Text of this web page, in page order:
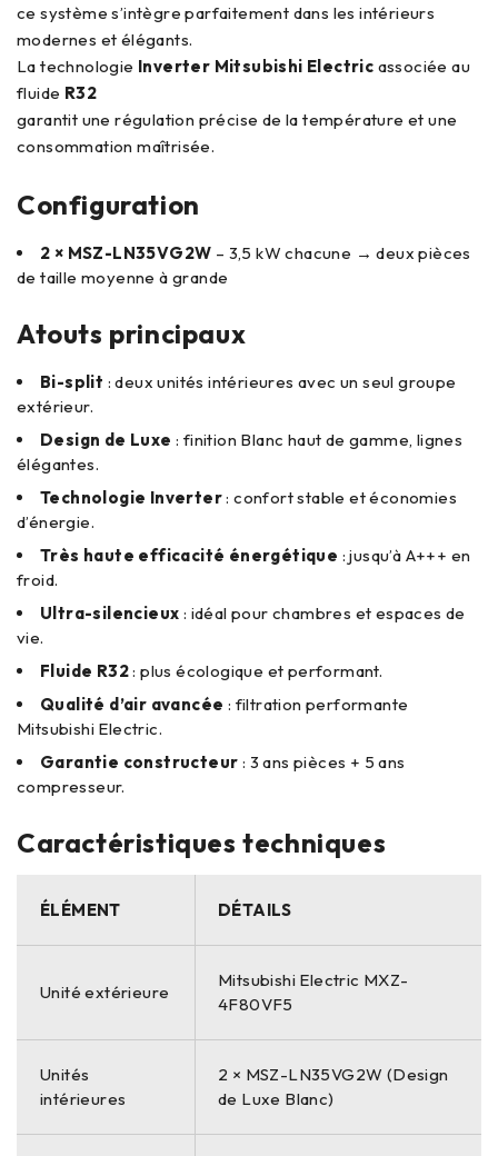
ce système s’intègre parfaitement dans les intérieurs
modernes et élégants.
La technologie Inverter Mitsubishi Electric associée au
fluide R32
garantit une régulation précise de la température et une
consommation maîtrisée.
Configuration
2 × MSZ-LN35VG2W – 3,5 kW chacune → deux pièces
de taille moyenne à grande
Atouts principaux
Bi-split : deux unités intérieures avec un seul groupe
extérieur.
Design de Luxe : finition Blanc haut de gamme, lignes
élégantes.
Technologie Inverter: confort stable et économies
d’énergie.
Très haute efficacité énergétique : jusqu’à A+++ en
froid.
Ultra-silencieux : idéal pour chambres et espaces de
vie.
Fluide R32: plus écologique et performant.
Qualité d’air avancée : filtration performante
Mitsubishi Electric.
Garantie constructeur : 3 ans pièces + 5 ans
compresseur.
Caractéristiques techniques
ÉLÉMENT DÉTAILS
Unité extérieure
Mitsubishi Electric MXZ-
4F80VF5
Unités
intérieures
2 × MSZ-LN35VG2W (Design
de Luxe Blanc)